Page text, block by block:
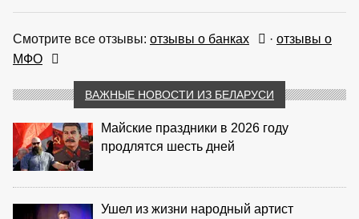
Смотрите все отзывы: отзывы о банках · отзывы о
МФО
ВАЖНЫЕ НОВОСТИ ИЗ БЕЛАРУСИ
Майские праздники в 2026 году
продлятся шесть дней
Ушел из жизни народный артист